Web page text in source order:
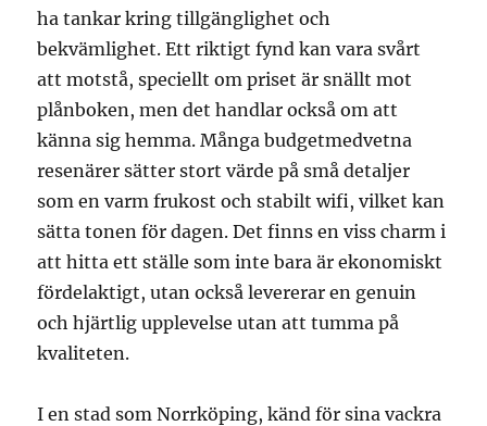
ha tankar kring tillgänglighet och
bekvämlighet. Ett riktigt fynd kan vara svårt
att motstå, speciellt om priset är snällt mot
plånboken, men det handlar också om att
känna sig hemma. Många budgetmedvetna
resenärer sätter stort värde på små detaljer
som en varm frukost och stabilt wifi, vilket kan
sätta tonen för dagen. Det finns en viss charm i
att hitta ett ställe som inte bara är ekonomiskt
fördelaktigt, utan också levererar en genuin
och hjärtlig upplevelse utan att tumma på
kvaliteten.
I en stad som Norrköping, känd för sina vackra